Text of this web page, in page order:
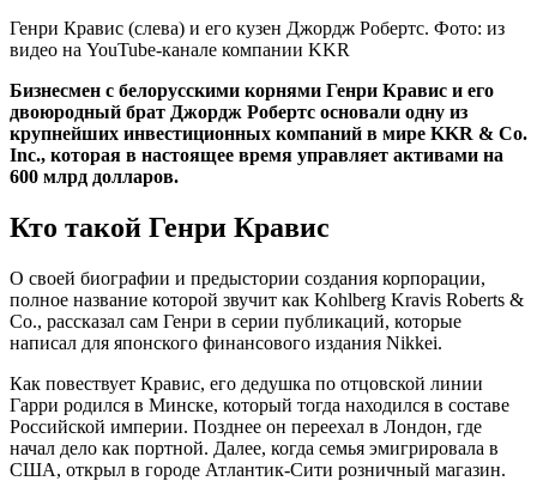
Генри Кравис (слева) и его кузен Джордж Робертс. Фото: из
видео на YouTube-канале компании KKR
Бизнесмен с белорусскими корнями Генри Кравис и его
двоюродный брат Джордж Робертс основали одну из
крупнейших инвестиционных компаний в мире KKR & Co.
Inc., которая в настоящее время управляет активами на
600 млрд долларов.
Кто такой Генри Кравис
О своей биографии и предыстории создания корпорации,
полное название которой звучит как Kohlberg Kravis Roberts &
Co., рассказал сам Генри в серии публикаций, которые
написал для японского финансового издания Nikkei.
Как повествует Кравис, его дедушка по отцовской линии
Гарри родился в Минске, который тогда находился в составе
Российской империи. Позднее он переехал в Лондон, где
начал дело как портной. Далее, когда семья эмигрировала в
США, открыл в городе Атлантик-Сити розничный магазин.